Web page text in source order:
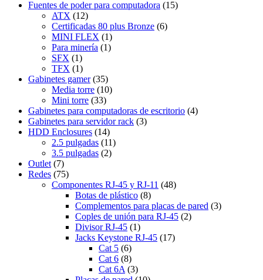
Fuentes de poder para computadora (15)
ATX (12)
Certificadas 80 plus Bronze (6)
MINI FLEX (1)
Para minería (1)
SFX (1)
TFX (1)
Gabinetes gamer (35)
Media torre (10)
Mini torre (33)
Gabinetes para computadoras de escritorio (4)
Gabinetes para servidor rack (3)
HDD Enclosures (14)
2.5 pulgadas (11)
3.5 pulgadas (2)
Outlet (7)
Redes (75)
Componentes RJ-45 y RJ-11 (48)
Botas de plástico (8)
Complementos para placas de pared (3)
Coples de unión para RJ-45 (2)
Divisor RJ-45 (1)
Jacks Keystone RJ-45 (17)
Cat 5 (6)
Cat 6 (8)
Cat 6A (3)